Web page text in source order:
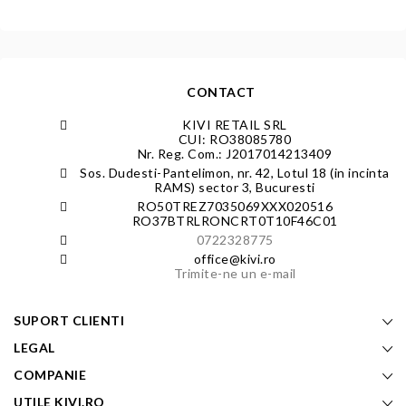
CONTACT
KIVI RETAIL SRL
CUI: RO38085780
Nr. Reg. Com.: J2017014213409
Sos. Dudesti-Pantelimon, nr. 42, Lotul 18 (in incinta
RAMS) sector 3, Bucuresti
RO50TREZ7035069XXX020516
RO37BTRLRONCRT0T10F46C01
0722328775
office@kivi.ro
Trimite-ne un e-mail
SUPORT CLIENTI
LEGAL
COMPANIE
UTILE KIVI.RO